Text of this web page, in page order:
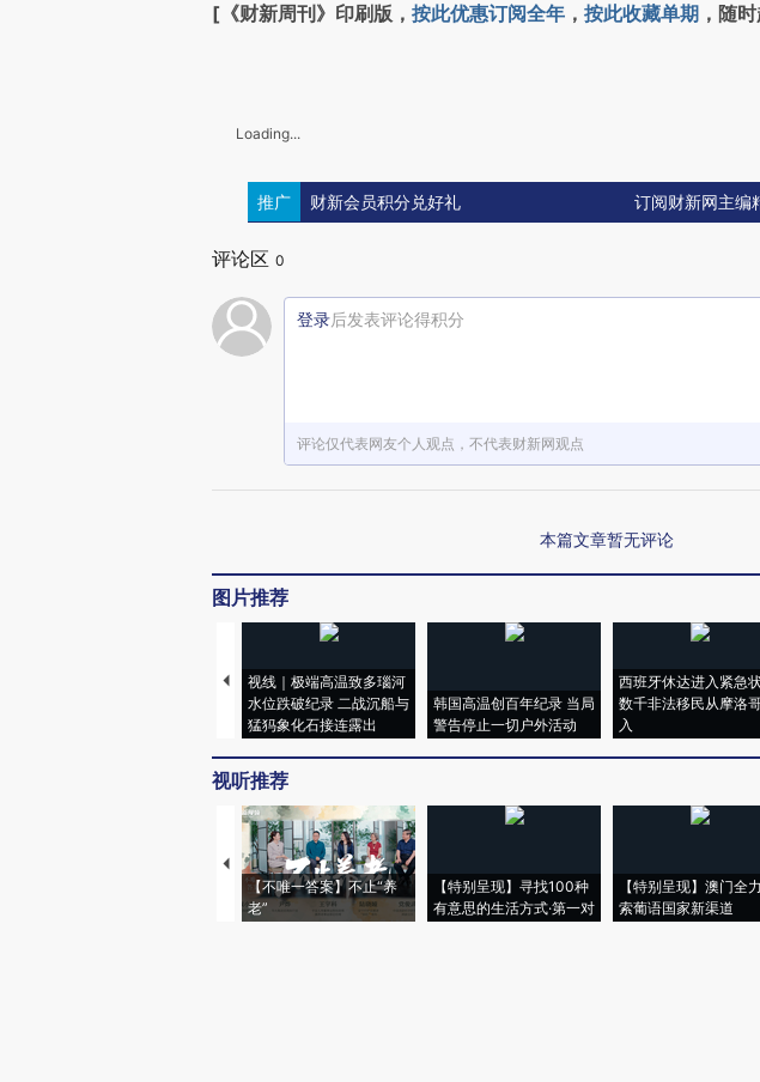
[《财新周刊》印刷版， 按此优惠订阅全年 ， 按此收藏单期 ，随
Loading...
推广 财新会员积分兑好礼 订阅财新网主编
评论区 0
登录后发表评论得积分
评论仅代表网友个人观点，不代表财新网观点
本篇文章暂无评论
图片推荐
视线｜极端高温致多瑙河
水位跌破纪录 二战沉船与
猛犸象化石接连露出
韩国高温创百年纪录 当局
警告停止一切户外活动
西班牙休达进入紧急
数千非法移民从摩洛
入
视听推荐
【不唯一答案】不止“养
老”
【特别呈现】寻找100种
有意思的生活方式·第一对
【特别呈现】澳门全
索葡语国家新渠道